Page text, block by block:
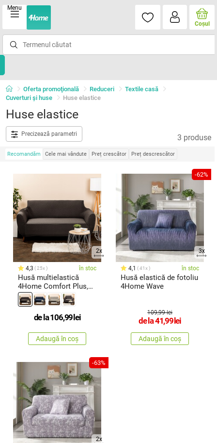
Menu
Coşul
Oferta promoţională Reduceri
Textile casă
Cuverturi și huse
Huse elastice
Huse elastice
Precizează parametri 3 produse
Recomandăm Cele mai vândute Preț crescător Preț descrescător
2x
4,3 25x în stoc
Husă multielastică
4Home Comfort Plus,
pentru cana
de la106,99 lei
Adaugă în coș
-62%
3x
4,1 41x în stoc
Husă elastică de fotoliu
4Home Wave
109,99 lei
de la41,99 lei
Adaugă în coș
-63%
2x